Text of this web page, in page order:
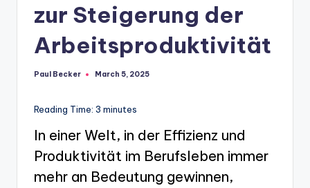
zur Steigerung der
Arbeitsproduktivität
Posted
Paul Becker March 5, 2025
Reading Time: 3 minutes
In einer Welt, in der Effizienz und
Produktivität im Berufsleben immer
mehr an Bedeutung gewinnen,